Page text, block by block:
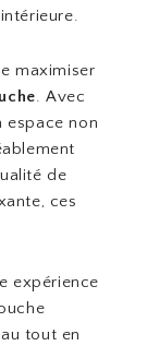
maximiser
. Avec
espace non
de
ces
expérience
tout en